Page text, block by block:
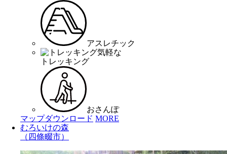
アスレチック
気軽な
トレッキング
おさんぽ
マップダウンロード MORE
むろいけの森
（四條畷市）